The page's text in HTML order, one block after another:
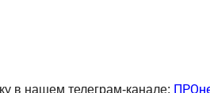
в нашем телеграм-канале: